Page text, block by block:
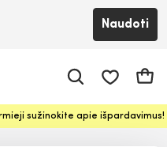
Naudoti
sužinokite apie išpardavimus!